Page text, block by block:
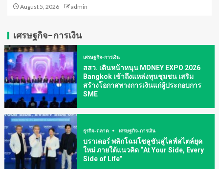
August 5, 2026 admin
เศรษฐกิจ-การเงิน
เศรษฐกิจ-การเงิน
สสว. เดินหน้าหนุน MONEY EXPO 2026
Bangkok เข้าถึงแหล่งทุนชุมชน เสริม
สร้างโอกาสทางการเงินแก่ผู้ประกอบการ
SME
ธุรกิจ-ตลาด เศรษฐกิจ-การเงิน
บราเดอร์ พลิกโฉมโซลูชันสู่ไลฟ์สไตล์ยุค
ใหม่ ภายใต้แนวคิด “At Your Side, Every
Side of Life”